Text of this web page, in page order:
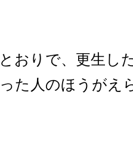
おりで、更生し
た人のほうがえ